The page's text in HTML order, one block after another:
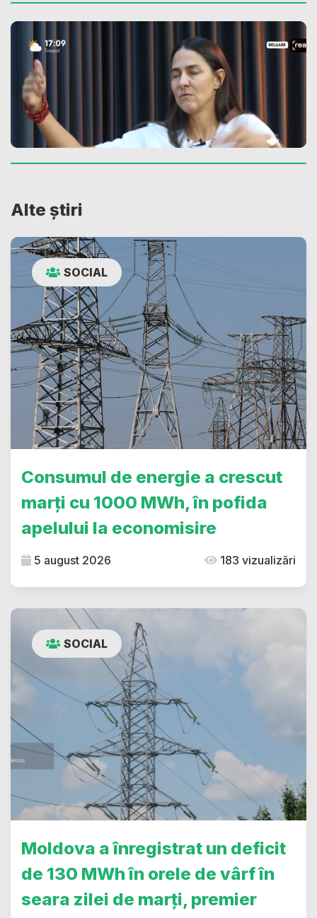
Alte știri
SOCIAL
Consumul de energie a crescut
marți cu 1000 MWh, în pofida
apelului la economisire
5 august 2026 183 vizualizări
SOCIAL
Moldova a înregistrat un deficit
de 130 MWh în orele de vârf în
seara zilei de marți, premier